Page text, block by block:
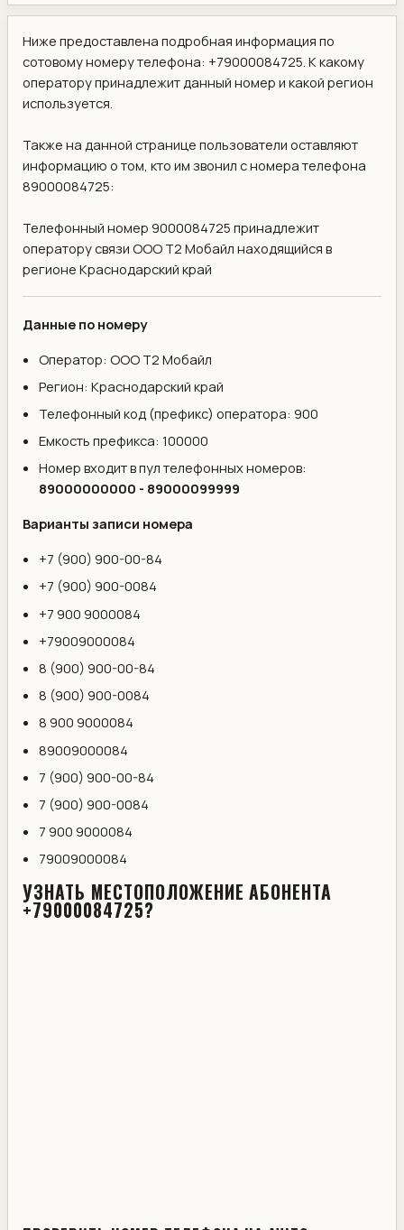
Ниже предоставлена подробная информация по
сотовому номеру телефона: +79000084725. К какому
оператору принадлежит данный номер и какой регион
используется.
Также на данной странице пользователи оставляют
информацию о том, кто им звонил с номера телефона
89000084725:
Телефонный номер 9000084725 принадлежит
оператору связи ООО Т2 Мобайл находящийся в
регионе Краснодарский край
Данные по номеру
Оператор: ООО Т2 Мобайл
Регион: Краснодарский край
Телефонный код (префикс) оператора: 900
Емкость префикса: 100000
Номер входит в пул телефонных номеров:
89000000000 - 89000099999
Варианты записи номера
+7 (900) 900-00-84
+7 (900) 900-0084
+7 900 9000084
+79009000084
8 (900) 900-00-84
8 (900) 900-0084
8 900 9000084
89009000084
7 (900) 900-00-84
7 (900) 900-0084
7 900 9000084
79009000084
УЗНАТЬ МЕСТОПОЛОЖЕНИЕ АБОНЕНТА
+79000084725?